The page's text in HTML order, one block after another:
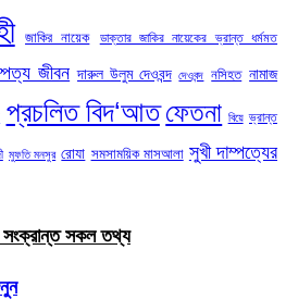
জাকির নায়েক ডাক্তার জাকির নায়েকের ভ্রান্ত ধর্মমত
জীবন দারুল উলুম দেওবন্দ দেওবন্দ নসিহত নামাজ
প্রচলিত বিদ‘আত ফেতনা বিয়ে ভ্রান্ত
মুফতি মনসুর রোযা সমসাময়িক মাসআলা সুখী দাম্পত্যের
সংক্রান্ত সকল তথ্য